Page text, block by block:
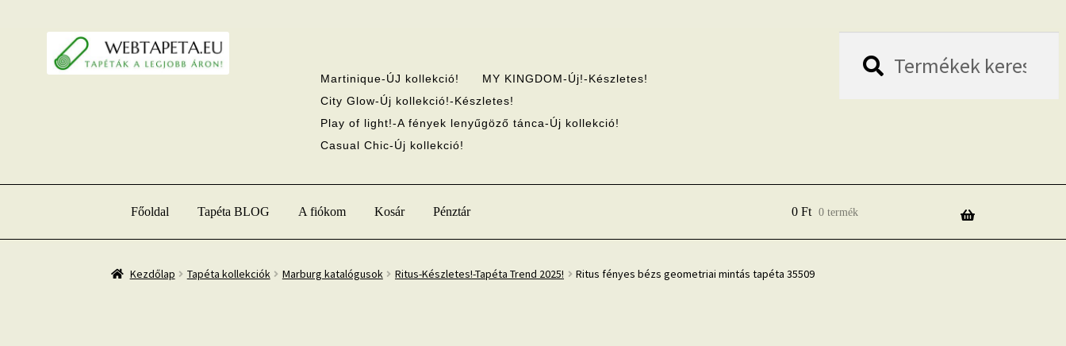
Ugrás
a
navigációhoz
Kilépés
a
tartalomba
Martinique-ÚJ kollekció!
MY KINGDOM-Új!-Készletes!
City Glow-Új kollekció!-Készletes!
Play of light!-A fények lenyűgöző tánca-Új kollekció!
Casual Chic-Új kollekció!
Keresés
következőre:
Főoldal Tapéta BLOG A fiókom Kosár Pénztár 0 Ft 0 termék
Kezdőlap Tapéta kollekciók Marburg katalógusok Ritus-Készletes!-Tapéta Trend 2025! Ritus fényes bézs geometriai mintás tapéta 35509